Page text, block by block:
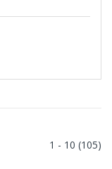
1 - 10 (105)